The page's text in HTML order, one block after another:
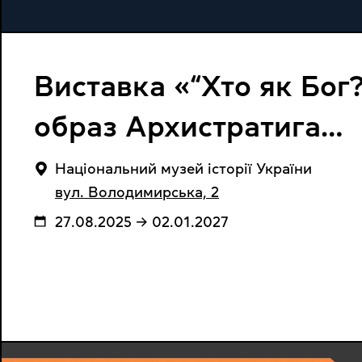
Виставка «“Хто як
образ Архистратига
Михаїла в
історії та культурі»
Національний музей історії України
вул. Володимирська, 2
27.08.2025 → 02.01.2027